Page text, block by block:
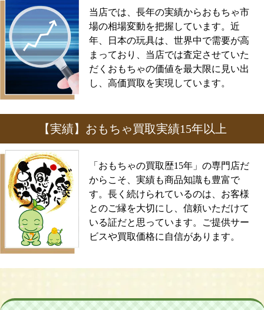
当店では、長年の実績からおもちゃ市
場の相場変動を把握しています。近
年、日本の玩具は、世界中で需要が高
まっており、当店では査定させていた
だくおもちゃの価値を最大限に見い出
し、高価買取を実現しています。
【実績】おもちゃ買取実績15年以上
「おもちゃの買取歴15年」の専門店だ
からこそ、実績も商品知識も豊富で
す。長く続けられているのは、お客様
とのご縁を大切にし、信頼いただけて
いる証だと思っています。ご提供サー
ビスや買取価格に自信があります。